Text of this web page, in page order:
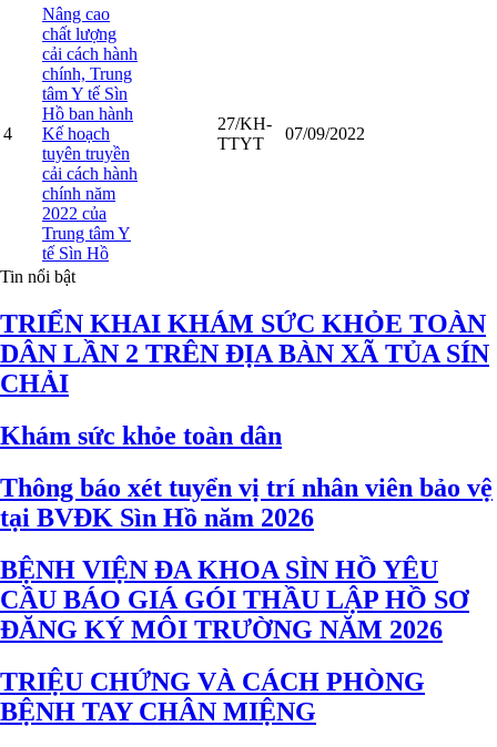
4
Nâng cao
chất lượng
cải cách hành
chính, Trung
tâm Y tế Sìn
Hồ ban hành
Kế hoạch
tuyên truyền
cải cách hành
chính năm
2022 của
Trung tâm Y
tế Sìn Hồ
27/KH-
TTYT
07/09/2022
Tin nổi bật
TRIỂN KHAI KHÁM SỨC KHỎE TOÀN
DÂN LẦN 2 TRÊN ĐỊA BÀN XÃ TỦA SÍN
CHẢI
Khám sức khỏe toàn dân
Thông báo xét tuyển vị trí nhân viên bảo vệ
tại BVĐK Sìn Hồ năm 2026
BỆNH VIỆN ĐA KHOA SÌN HỒ YÊU
CẦU BÁO GIÁ GÓI THẦU LẬP HỒ SƠ
ĐĂNG KÝ MÔI TRƯỜNG NĂM 2026
TRIỆU CHỨNG VÀ CÁCH PHÒNG
BỆNH TAY CHÂN MIỆNG